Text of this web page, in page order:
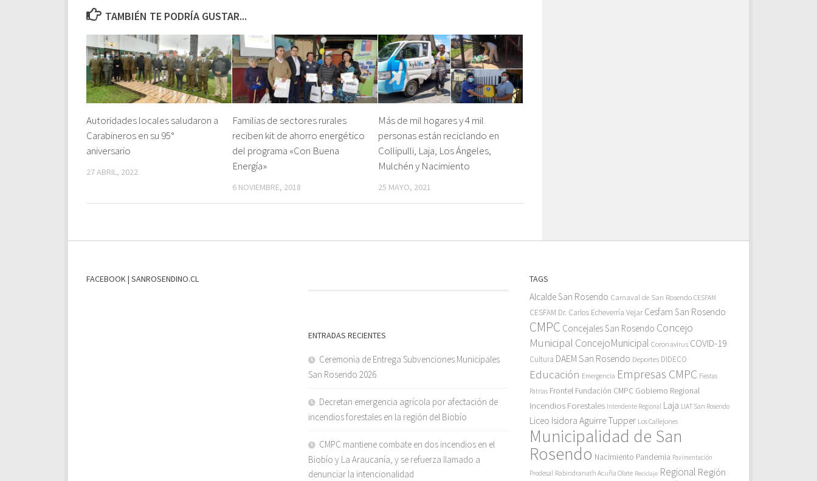
TAMBIÉN TE PODRÍA GUSTAR...
Autoridades locales saludaron a
Carabineros en su 95°
aniversario
27 ABRIL, 2022
Familias de sectores rurales
reciben kit de ahorro energético
del programa «Con Buena
Energía»
6 NOVIEMBRE, 2018
Más de mil hogares y 4 mil
personas están reciclando en
Collipulli, Laja, Los Ángeles,
Mulchén y Nacimiento
25 MAYO, 2021
FACEBOOK | SANROSENDINO.CL
ENTRADAS RECIENTES
Ceremonia de Entrega Subvenciones Municipales
San Rosendo 2026
Decretan emergencia agrícola por afectación de
incendios forestales en la región del Biobío
CMPC mantiene combate en dos incendios en el
Biobío y La Araucanía, y se refuerza llamado a
denunciar la intencionalidad
TAGS
Alcalde San Rosendo Carnaval de San Rosendo CESFAM
CESFAM Dr. Carlos Echeverría Vejar Cesfam San Rosendo
CMPC Concejales San Rosendo Concejo
Municipal ConcejoMunicipal Coronavirus COVID-19
Cultura DAEM San Rosendo Deportes DIDECO
Educación Emergencia Empresas CMPC Fiestas
Patrias Frontel Fundación CMPC Gobierno Regional
Incendios Forestales Intendente Regional Laja LIAT San Rosendo
Liceo Isidora Aguirre Tupper Los Callejones
Municipalidad de San
Rosendo Nacimiento Pandemia Pavimentación
Prodesal Rabindranath Acuña Olate Reciclaje Regional Región